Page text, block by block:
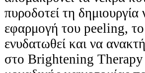
πυροδοτεί τη
εφαρμογή του peeling, το
ενυδατωθεί και να
στο Brightening